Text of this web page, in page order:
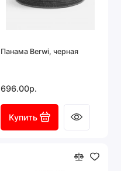
Панама Berwi, черная
696.00р.
Купить